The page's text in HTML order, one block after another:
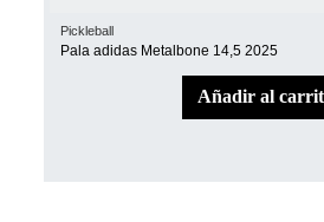
Pickleball
Pala adidas Metalbone 14,5 2025
añadir al